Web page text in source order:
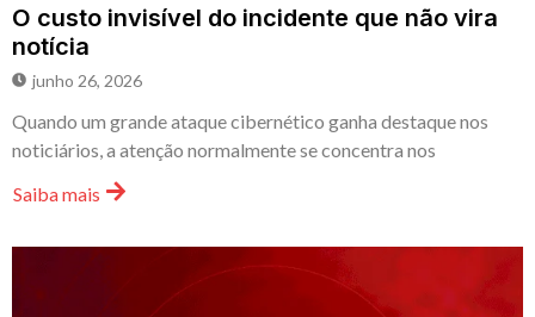
O custo invisível do incidente que não vira
notícia
junho 26, 2026
Quando um grande ataque cibernético ganha destaque nos
noticiários, a atenção normalmente se concentra nos
Saiba mais